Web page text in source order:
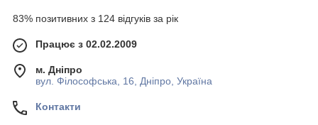
83% позитивних з 124 відгуків за рік
Працює з 02.02.2009
м. Дніпро
вул. Філософська, 16, Дніпро, Україна
Контакти